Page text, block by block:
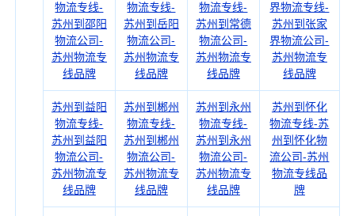
物流专线-
苏州到邵阳
物流公司-
苏州物流专
线品牌
物流专线-
苏州到岳阳
物流公司-
苏州物流专
线品牌
物流专线-
苏州到常德
物流公司-
苏州物流专
线品牌
界物流专线-
苏州到张家
界物流公司-
苏州物流专
线品牌
苏州到益阳
物流专线-
苏州到益阳
物流公司-
苏州物流专
线品牌
苏州到郴州
物流专线-
苏州到郴州
物流公司-
苏州物流专
线品牌
苏州到永州
物流专线-
苏州到永州
物流公司-
苏州物流专
线品牌
苏州到怀化
物流专线-苏
州到怀化物
流公司-苏州
物流专线品
牌